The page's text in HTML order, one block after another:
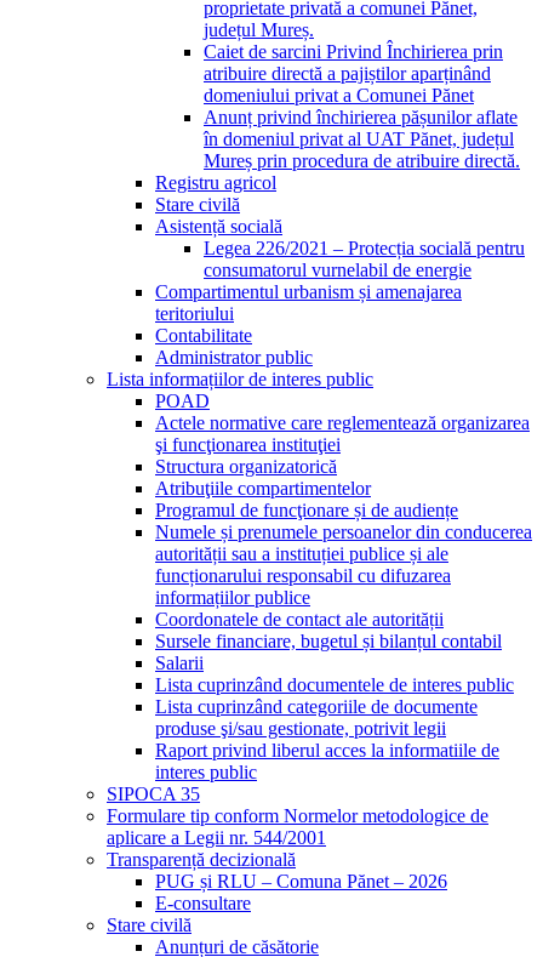
proprietate privată a comunei Pănet,
județul Mureș.
Caiet de sarcini Privind Închirierea prin
atribuire directă a pajiștilor aparținând
domeniului privat a Comunei Pănet
Anunț privind închirierea pășunilor aflate
în domeniul privat al UAT Pănet, județul
Mureș prin procedura de atribuire directă.
Registru agricol
Stare civilă
Asistență socială
Legea 226/2021 – Protecția socială pentru
consumatorul vurnelabil de energie
Compartimentul urbanism și amenajarea
teritoriului
Contabilitate
Administrator public
Lista informațiilor de interes public
POAD
Actele normative care reglementează organizarea
şi funcţionarea instituţiei
Structura organizatorică
Atribuţiile compartimentelor
Programul de funcţionare și de audiențe
Numele și prenumele persoanelor din conducerea
autorității sau a instituției publice și ale
funcționarului responsabil cu difuzarea
informațiilor publice
Coordonatele de contact ale autorității
Sursele financiare, bugetul și bilanțul contabil
Salarii
Lista cuprinzând documentele de interes public
Lista cuprinzând categoriile de documente
produse şi/sau gestionate, potrivit legii
Raport privind liberul acces la informatiile de
interes public
SIPOCA 35
Formulare tip conform Normelor metodologice de
aplicare a Legii nr. 544/2001
Transparență decizională
PUG și RLU – Comuna Pănet – 2026
E-consultare
Stare civilă
Anunțuri de căsătorie